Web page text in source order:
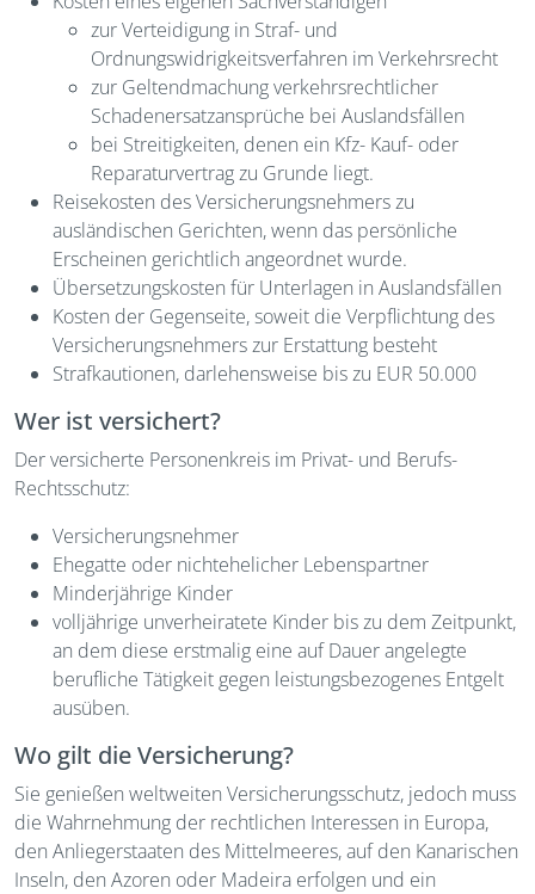
zur Verteidigung in Straf- und
Ordnungswidrigkeitsverfahren im Verkehrsrecht
zur Geltendmachung verkehrsrechtlicher
Schadenersatzansprüche bei Auslandsfällen
bei Streitigkeiten, denen ein Kfz- Kauf- oder
Reparaturvertrag zu Grunde liegt.
Reisekosten des Versicherungsnehmers zu
ausländischen Gerichten, wenn das persönliche
Erscheinen gerichtlich angeordnet wurde.
Übersetzungskosten für Unterlagen in Auslandsfällen
Kosten der Gegenseite, soweit die Verpflichtung des
Versicherungsnehmers zur Erstattung besteht
Strafkautionen, darlehensweise bis zu EUR 50.000
Wer ist versichert?
Der versicherte Personenkreis im Privat- und Berufs-
Rechtsschutz:
Versicherungsnehmer
Ehegatte oder nichtehelicher Lebenspartner
Minderjährige Kinder
volljährige unverheiratete Kinder bis zu dem Zeitpunkt,
an dem diese erstmalig eine auf Dauer angelegte
berufliche Tätigkeit gegen leistungsbezogenes Entgelt
ausüben.
Wo gilt die Versicherung?
Sie genießen weltweiten Versicherungsschutz, jedoch muss
die Wahrnehmung der rechtlichen Interessen in Europa,
den Anliegerstaaten des Mittelmeeres, auf den Kanarischen
Inseln, den Azoren oder Madeira erfolgen und ein